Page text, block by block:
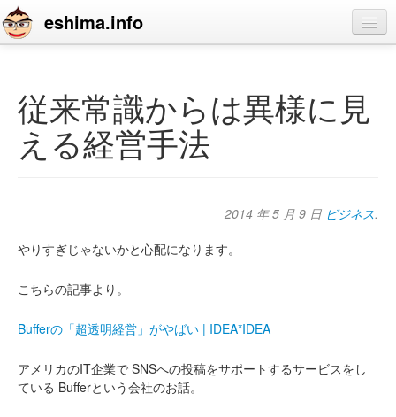
eshima.info
blog
profile
contact
従来常識からは異様に見
える経営手法
2014 年 5 月 9 日 ビジネス.
やりすぎじゃないかと心配になります。
こちらの記事より。
Bufferの「超透明経営」がやばい | IDEA*IDEA
アメリカのIT企業で SNSへの投稿をサポートするサービスをし
ている Bufferという会社のお話。